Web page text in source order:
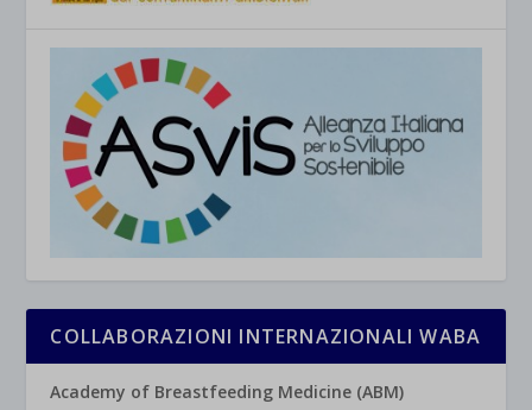
COLLABORAZIONI INTERNAZIONALI WABA
Academy of Breastfeeding Medicine (ABM)